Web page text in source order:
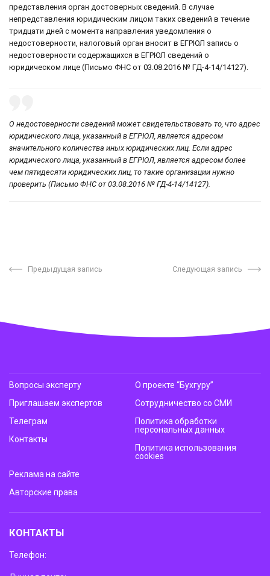
представления орган достоверных сведений. В случае
непредставления юридическим лицом таких сведений в течение
тридцати дней с момента направления уведомления о
недостоверности, налоговый орган вносит в ЕГРЮЛ запись о
недостоверности содержащихся в ЕГРЮЛ сведений о
юридическом лице (Письмо ФНС от 03.08.2016 № ГД-4-14/14127).
О недостоверности сведений может свидетельствовать то, что адрес
юридического лица, указанный в ЕГРЮЛ, является адресом
значительного количества иных юридических лиц. Если адрес
юридического лица, указанный в ЕГРЮЛ, является адресом более
чем пятидесяти юридических лиц, то такие организации нужно
проверить (Письмо ФНС от 03.08.2016 № ГД-4-14/14127).
Предыдущая запись Следующая запись
Вопросы эксперту
Приглашаем экспертов
Телеграм
Контакты
О проекте “Бухгуру”
Сотрудничество со СМИ
Политика обработки
персональных данных
Политика использования
cookies
Реклама на сайте
Авторские права
КОНТАКТЫ
Телефон: